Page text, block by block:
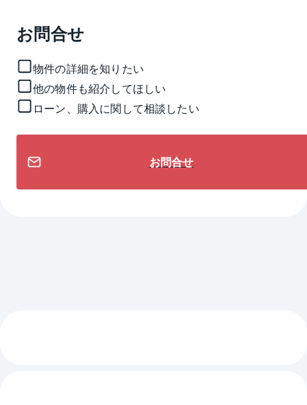
お問合せ
物件の詳細を知りたい
他の物件も紹介してほしい
ローン、購入に関して相談したい
お問合せ